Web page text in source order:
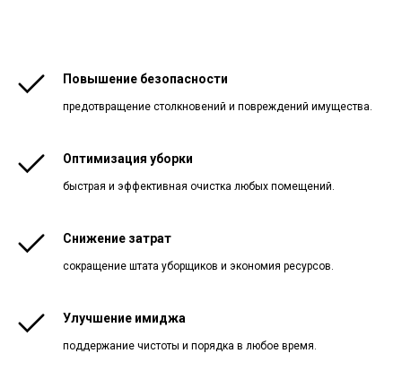
Повышение безопасности
предотвращение столкновений и повреждений имущества.
Оптимизация уборки
быстрая и эффективная очистка любых помещений.
Снижение затрат
сокращение штата уборщиков и экономия ресурсов.
Улучшение имиджа
поддержание чистоты и порядка в любое время.